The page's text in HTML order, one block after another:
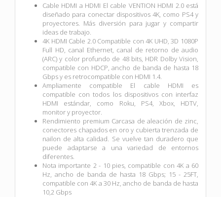
Cable HDMI a HDMI El cable VENTION HDMI 2.0 está
diseñado para conectar dispositivos 4K, como PS4 y
proyectores. Más diversión para jugar y compartir
ideas de trabajo.
4K HDMI Cable 2.0 Compatible con 4K UHD, 3D 1080P
Full HD, canal Ethernet, canal de retorno de audio
(ARC) y color profundo de 48 bits, HDR Dolby Vision,
compatible con HDCP, ancho de banda de hasta 18
Gbps y es retrocompatible con HDMI 1.4.
Ampliamente compatible El cable HDMI es
compatible con todos los dispositivos con interfaz
HDMI estándar, como Roku, PS4, Xbox, HDTV,
monitor y proyector.
Rendimiento premium Carcasa de aleación de zinc,
conectores chapados en oro y cubierta trenzada de
nailon de alta calidad. Se vuelve tan duradero que
puede adaptarse a una variedad de entornos
diferentes.
Nota importante 2 - 10 pies, compatible con 4K a 60
Hz, ancho de banda de hasta 18 Gbps; 15 - 25FT,
compatible con 4K a 30 Hz, ancho de banda de hasta
10,2 Gbps